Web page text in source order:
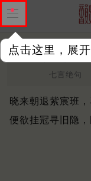
点击这里，展
退朝见越山二
七言绝句
晓来朝退紫宸班
便欲挂冠寻旧隐，